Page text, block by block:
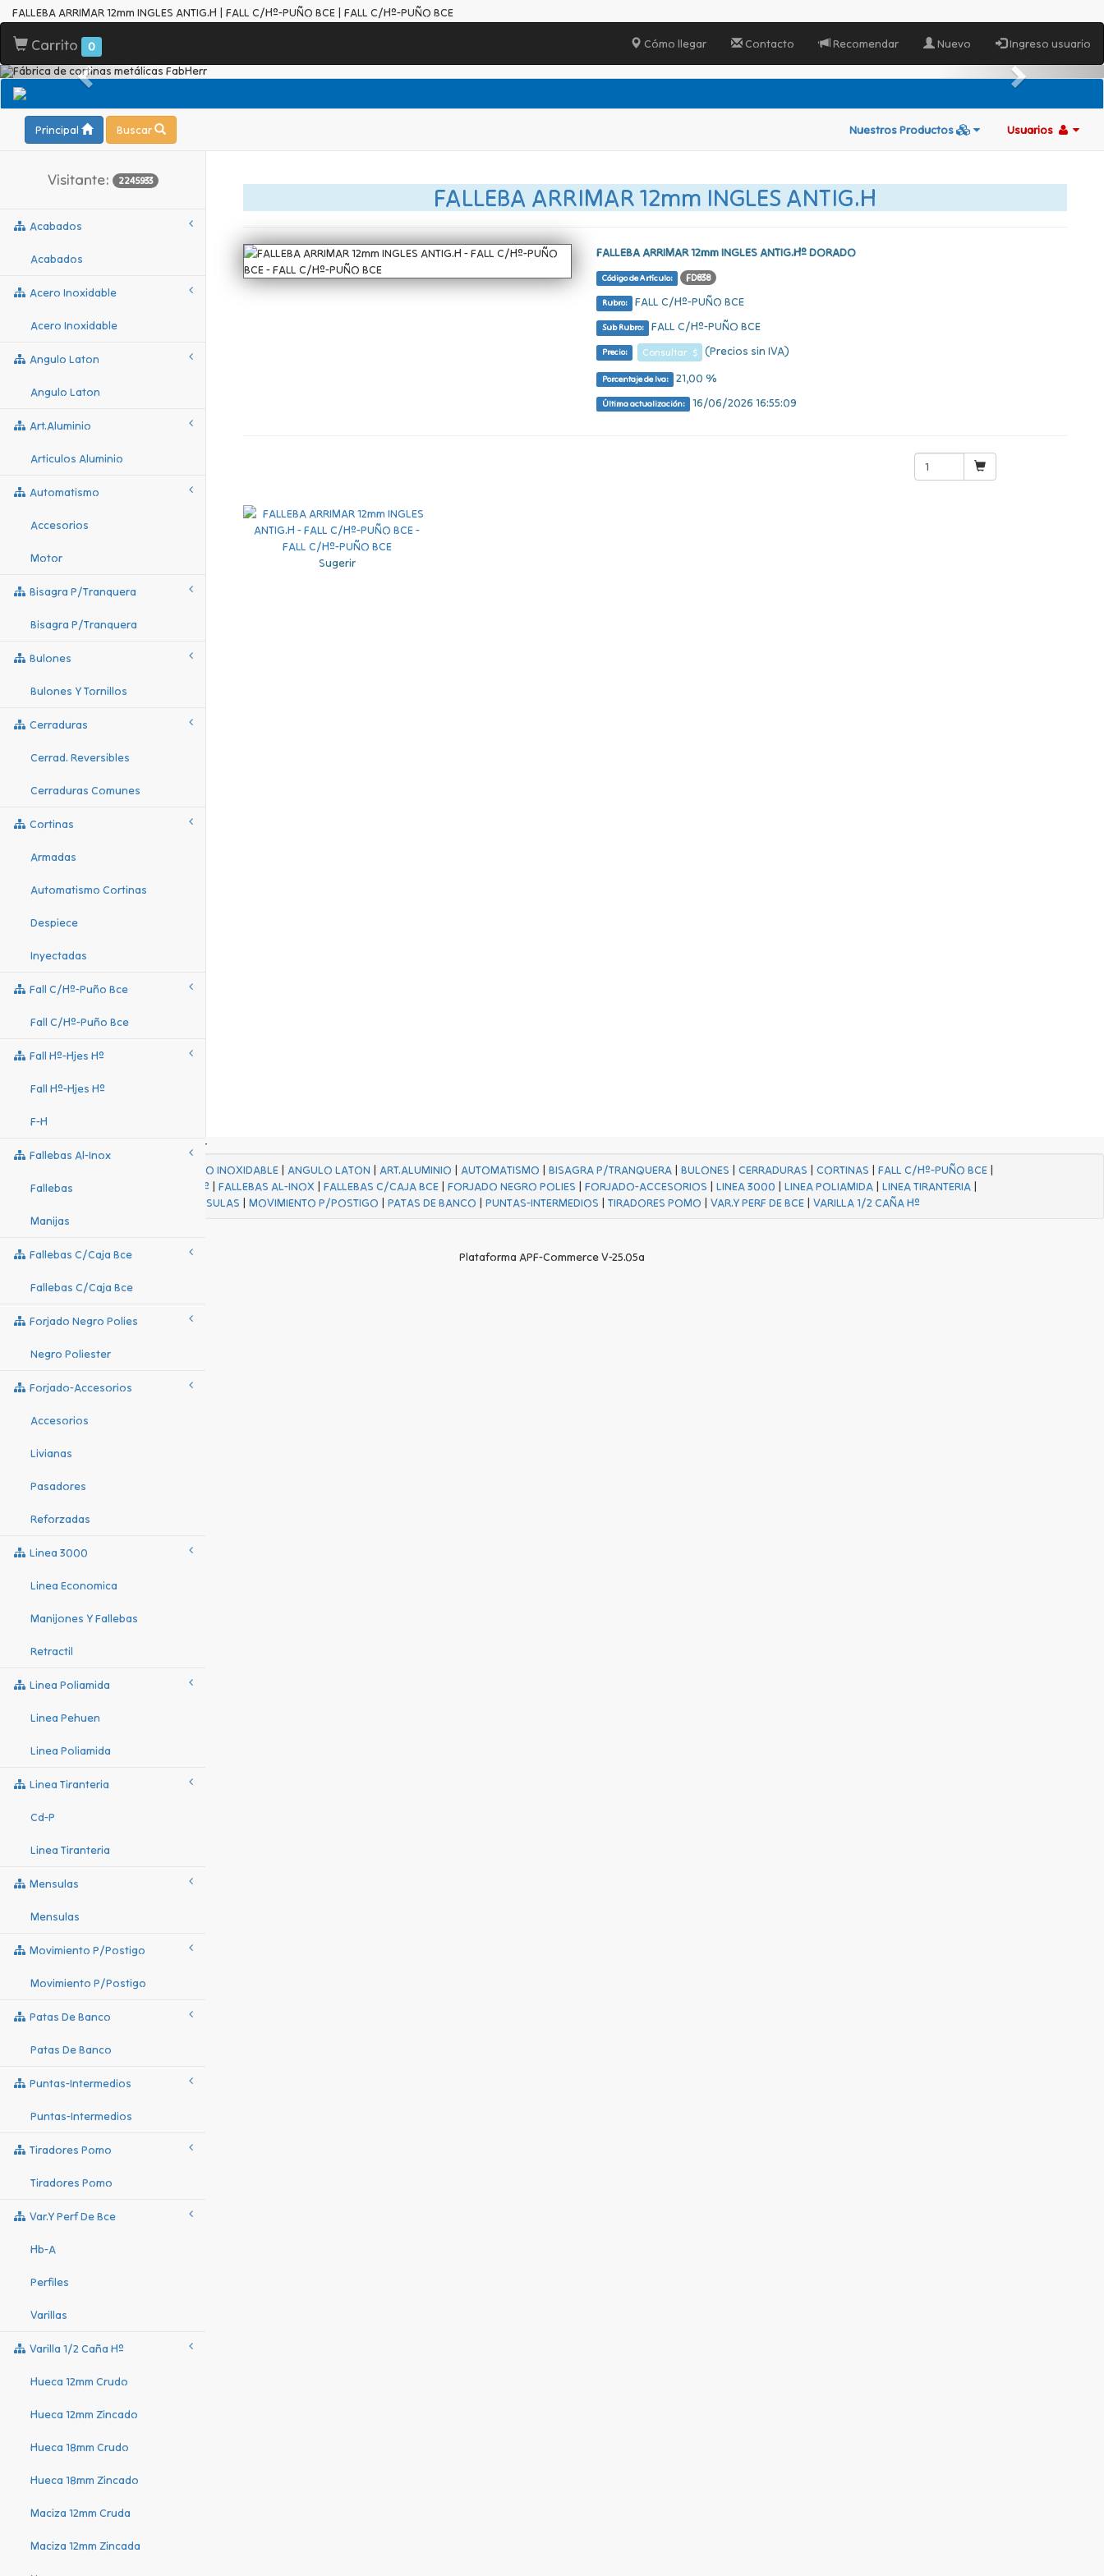
FALLEBA ARRIMAR 12mm INGLES ANTIG.H | FALL C/Hº-PUÑO BCE | FALL C/Hº-PUÑO BCE
Carrito 0 Cómo llegar Contacto Recomendar Nuevo Ingreso usuario
Principal Buscar Nuestros Productos Usuarios
Visitante: 2245933
Acabados
Acabados
Acero Inoxidable
Acero Inoxidable
Angulo Laton
Angulo Laton
Art.aluminio
Articulos Aluminio
Automatismo
Accesorios
Motor
Bisagra P/tranquera
Bisagra P/tranquera
Bulones
Bulones Y Tornillos
Cerraduras
Cerrad. Reversibles
Cerraduras Comunes
Cortinas
Armadas
Automatismo Cortinas
Despiece
Inyectadas
Fall C/hº-Puño Bce
Fall C/hº-Puño Bce
Fall Hº-Hjes Hº
Fall Hº-Hjes Hº
F-H
Fallebas Al-Inox
Fallebas
Manijas
Fallebas C/caja Bce
Fallebas C/caja Bce
Forjado Negro Polies
Negro Poliester
Forjado-Accesorios
Accesorios
Livianas
Pasadores
Reforzadas
Linea 3000
Linea Economica
Manijones Y Fallebas
Retractil
Linea Poliamida
Linea Pehuen
Linea Poliamida
Linea Tiranteria
Cd-P
Linea Tiranteria
Mensulas
Mensulas
Movimiento P/postigo
Movimiento P/postigo
Patas De Banco
Patas De Banco
Puntas-Intermedios
Puntas-Intermedios
Tiradores Pomo
Tiradores Pomo
Var.y Perf De Bce
Hb-A
Perfiles
Varillas
Varilla 1/2 Caña Hº
Hueca 12mm Crudo
Hueca 12mm Zincado
Hueca 18mm Crudo
Hueca 18mm Zincado
Maciza 12mm Cruda
Maciza 12mm Zincada
FALLEBA ARRIMAR 12mm INGLES ANTIG.H
FALLEBA ARRIMAR 12mm INGLES ANTIG.Hº DORADO
Código de Artículo: FD838
Rubro: FALL C/Hº-PUÑO BCE
Sub Rubro: FALL C/Hº-PUÑO BCE
Precio: Consultar $ (Precios sin IVA)
Porcentaje de Iva: 21,00 %
Última actualización: 16/06/2026 16:55:09
Sugerir
ACERO INOXIDABLE| ANGULO LATON | ART.ALUMINIO | AUTOMATISMO | BISAGRA P/TRANQUERA| BULONES | CERRADURAS | CORTINAS | FALL C/Hº-PUÑO BCE|
FALL Hº-HJES Hº |FALLEBAS AL-INOX |FALLEBAS C/CAJA BCE |FORJADO NEGRO POLIES |FORJADO-ACCESORIOS |LINEA 3000 |LINEA POLIAMIDA |LINEA TIRANTERIA |
MENSULAS | MOVIMIENTO P/POSTIGO | PATAS DE BANCO | PUNTAS-INTERMEDIOS | TIRADORES POMO | VAR.Y PERF DE BCE| VARILLA 1/2 CAÑA Hº
Plataforma APF-Commerce V-25.05a